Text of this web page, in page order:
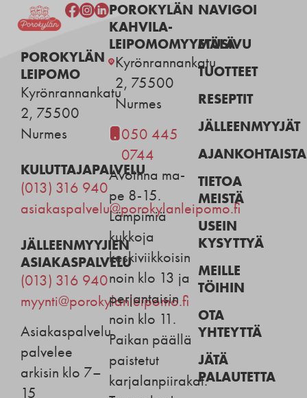
POROKYLÄN
LEIPOMO
Kyrönrannankatu
2, 75500
Nurmes
KULUTTAJAPALVELU
(013) 316 940
asiakaspalvelu@porokylanleipomo.fi
JÄLLEENMYYJIEN
ASIAKASPALVELU
(013) 316 940
myynti@porokylanleipomo.fi
Asiakaspalvelu
palvelee
arkisin klo 7–
15
POROKYLÄN
KAHVILA-
LEIPOMOMYYMÄLÄ
Kyrönrannankatu
2, 75500
Nurmes
050 445
0744
Avoinna ma-
pe 8-15.
Lämpimiä
kukkoja
keskiviikkoisin
noin klo 13 ja
perjantaisin
noin klo 11.
Paikan päällä
paistetut
karjalanpiirakat.
NAVIGOI
ETUSIVU
TUOTTEET
RESEPTIT
JÄLLEENMYYJÄT
AJANKOHTAISTA
TIETOA
MEISTÄ
USEIN
KYSYTTYÄ
MEILLE
TÖIHIN
OTA
YHTEYTTÄ
JÄTÄ
PALAUTETTA